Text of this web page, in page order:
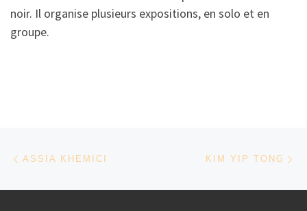
noir. Il organise plusieurs expositions, en solo et en
groupe.
Parcourir les articles
ASSIA KHEMICI KIM YIP TONG